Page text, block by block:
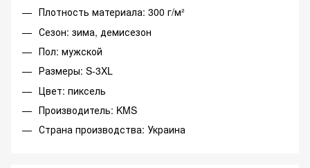
Плотность материала: 300 г/м²
Сезон: зима, демисезон
Пол: мужской
Размеры: S-3XL
Цвет: пиксель
Производитель: KMS
Страна производства: Украина